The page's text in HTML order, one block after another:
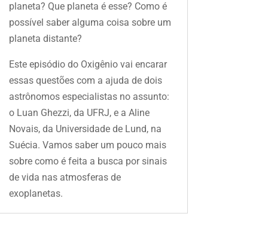
planeta? Que planeta é esse? Como é
possível saber alguma coisa sobre um
planeta distante?
Este episódio do Oxigênio vai encarar
essas questões com a ajuda de dois
astrônomos especialistas no assunto:
o Luan Ghezzi, da UFRJ, e a Aline
Novais, da Universidade de Lund, na
Suécia. Vamos saber um pouco mais
sobre como é feita a busca por sinais
de vida nas atmosferas de
exoplanetas.